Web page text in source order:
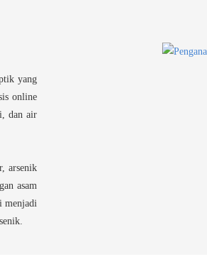
yang
online
dan air
arsenik
asam
menjadi